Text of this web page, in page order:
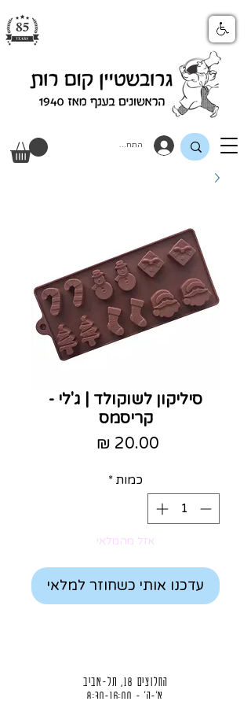
התחבר
סיליקון לשוקולד | ג'לי -
קריסמס
כמות *
אזל מהמלאי
עדכנו אותי כשחוזר למלאי
החלוצים 18, תל-אביב
א'-ה' - 8:30-16:00